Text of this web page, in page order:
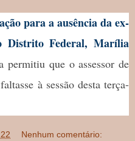
para a ausência da ex-
Distrito Federal, Marília
permitiu que o assessor de
à sessão desta terça-
Nenhum comentário: